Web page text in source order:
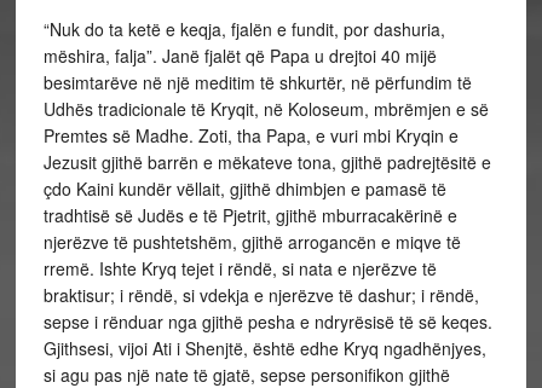
“Nuk do ta ketë e keqja, fjalën e fundit, por dashuria,
mëshira, falja”. Janë fjalët që Papa u drejtoi 40 mijë
besimtarëve në një meditim të shkurtër, në përfundim të
Udhës tradicionale të Kryqit, në Koloseum, mbrëmjen e së
Premtes së Madhe. Zoti, tha Papa, e vuri mbi Kryqin e
Jezusit gjithë barrën e mëkateve tona, gjithë padrejtësitë e
çdo Kaini kundër vëllait, gjithë dhimbjen e pamasë të
tradhtisë së Judës e të Pjetrit, gjithë mburracakërinë e
njerëzve të pushtetshëm, gjithë arrogancën e miqve të
rremë. Ishte Kryq tejet i rëndë, si nata e njerëzve të
braktisur; i rëndë, si vdekja e njerëzve të dashur; i rëndë,
sepse i rënduar nga gjithë pesha e ndryrësisë të së keqes.
Gjithsesi, vijoi Ati i Shenjtë, është edhe Kryq ngadhënjyes,
si agu pas një nate të gjatë, sepse personifikon gjithë